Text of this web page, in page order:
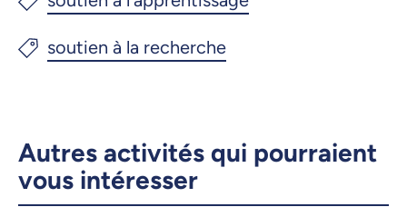
Autres activités qui pourraient
vous intéresser